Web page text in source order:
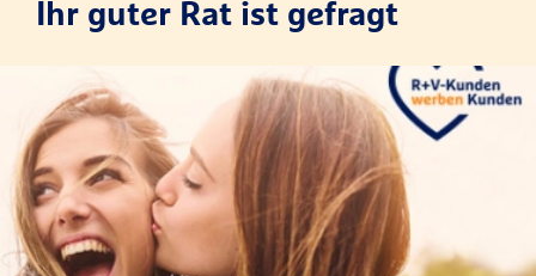
Ihr guter Rat ist gefragt